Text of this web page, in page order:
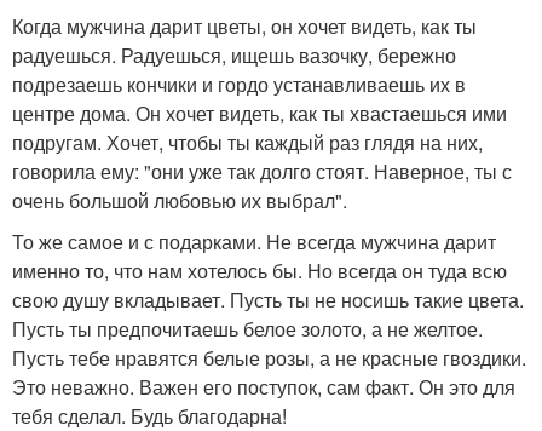
Когда мужчина дарит цветы, он хочет видеть, как ты
радуешься. Радуешься, ищешь вазочку, бережно
подрезаешь кончики и гордо устанавливаешь их в
центре дома. Он хочет видеть, как ты хвастаешься ими
подругам. Хочет, чтобы ты каждый раз глядя на них,
говорила ему: "они уже так долго стоят. Наверное, ты с
очень большой любовью их выбрал".
То же самое и с подарками. Не всегда мужчина дарит
именно то, что нам хотелось бы. Но всегда он туда всю
свою душу вкладывает. Пусть ты не носишь такие цвета.
Пусть ты предпочитаешь белое золото, а не желтое.
Пусть тебе нравятся белые розы, а не красные гвоздики.
Это неважно. Важен его поступок, сам факт. Он это для
тебя сделал. Будь благодарна!